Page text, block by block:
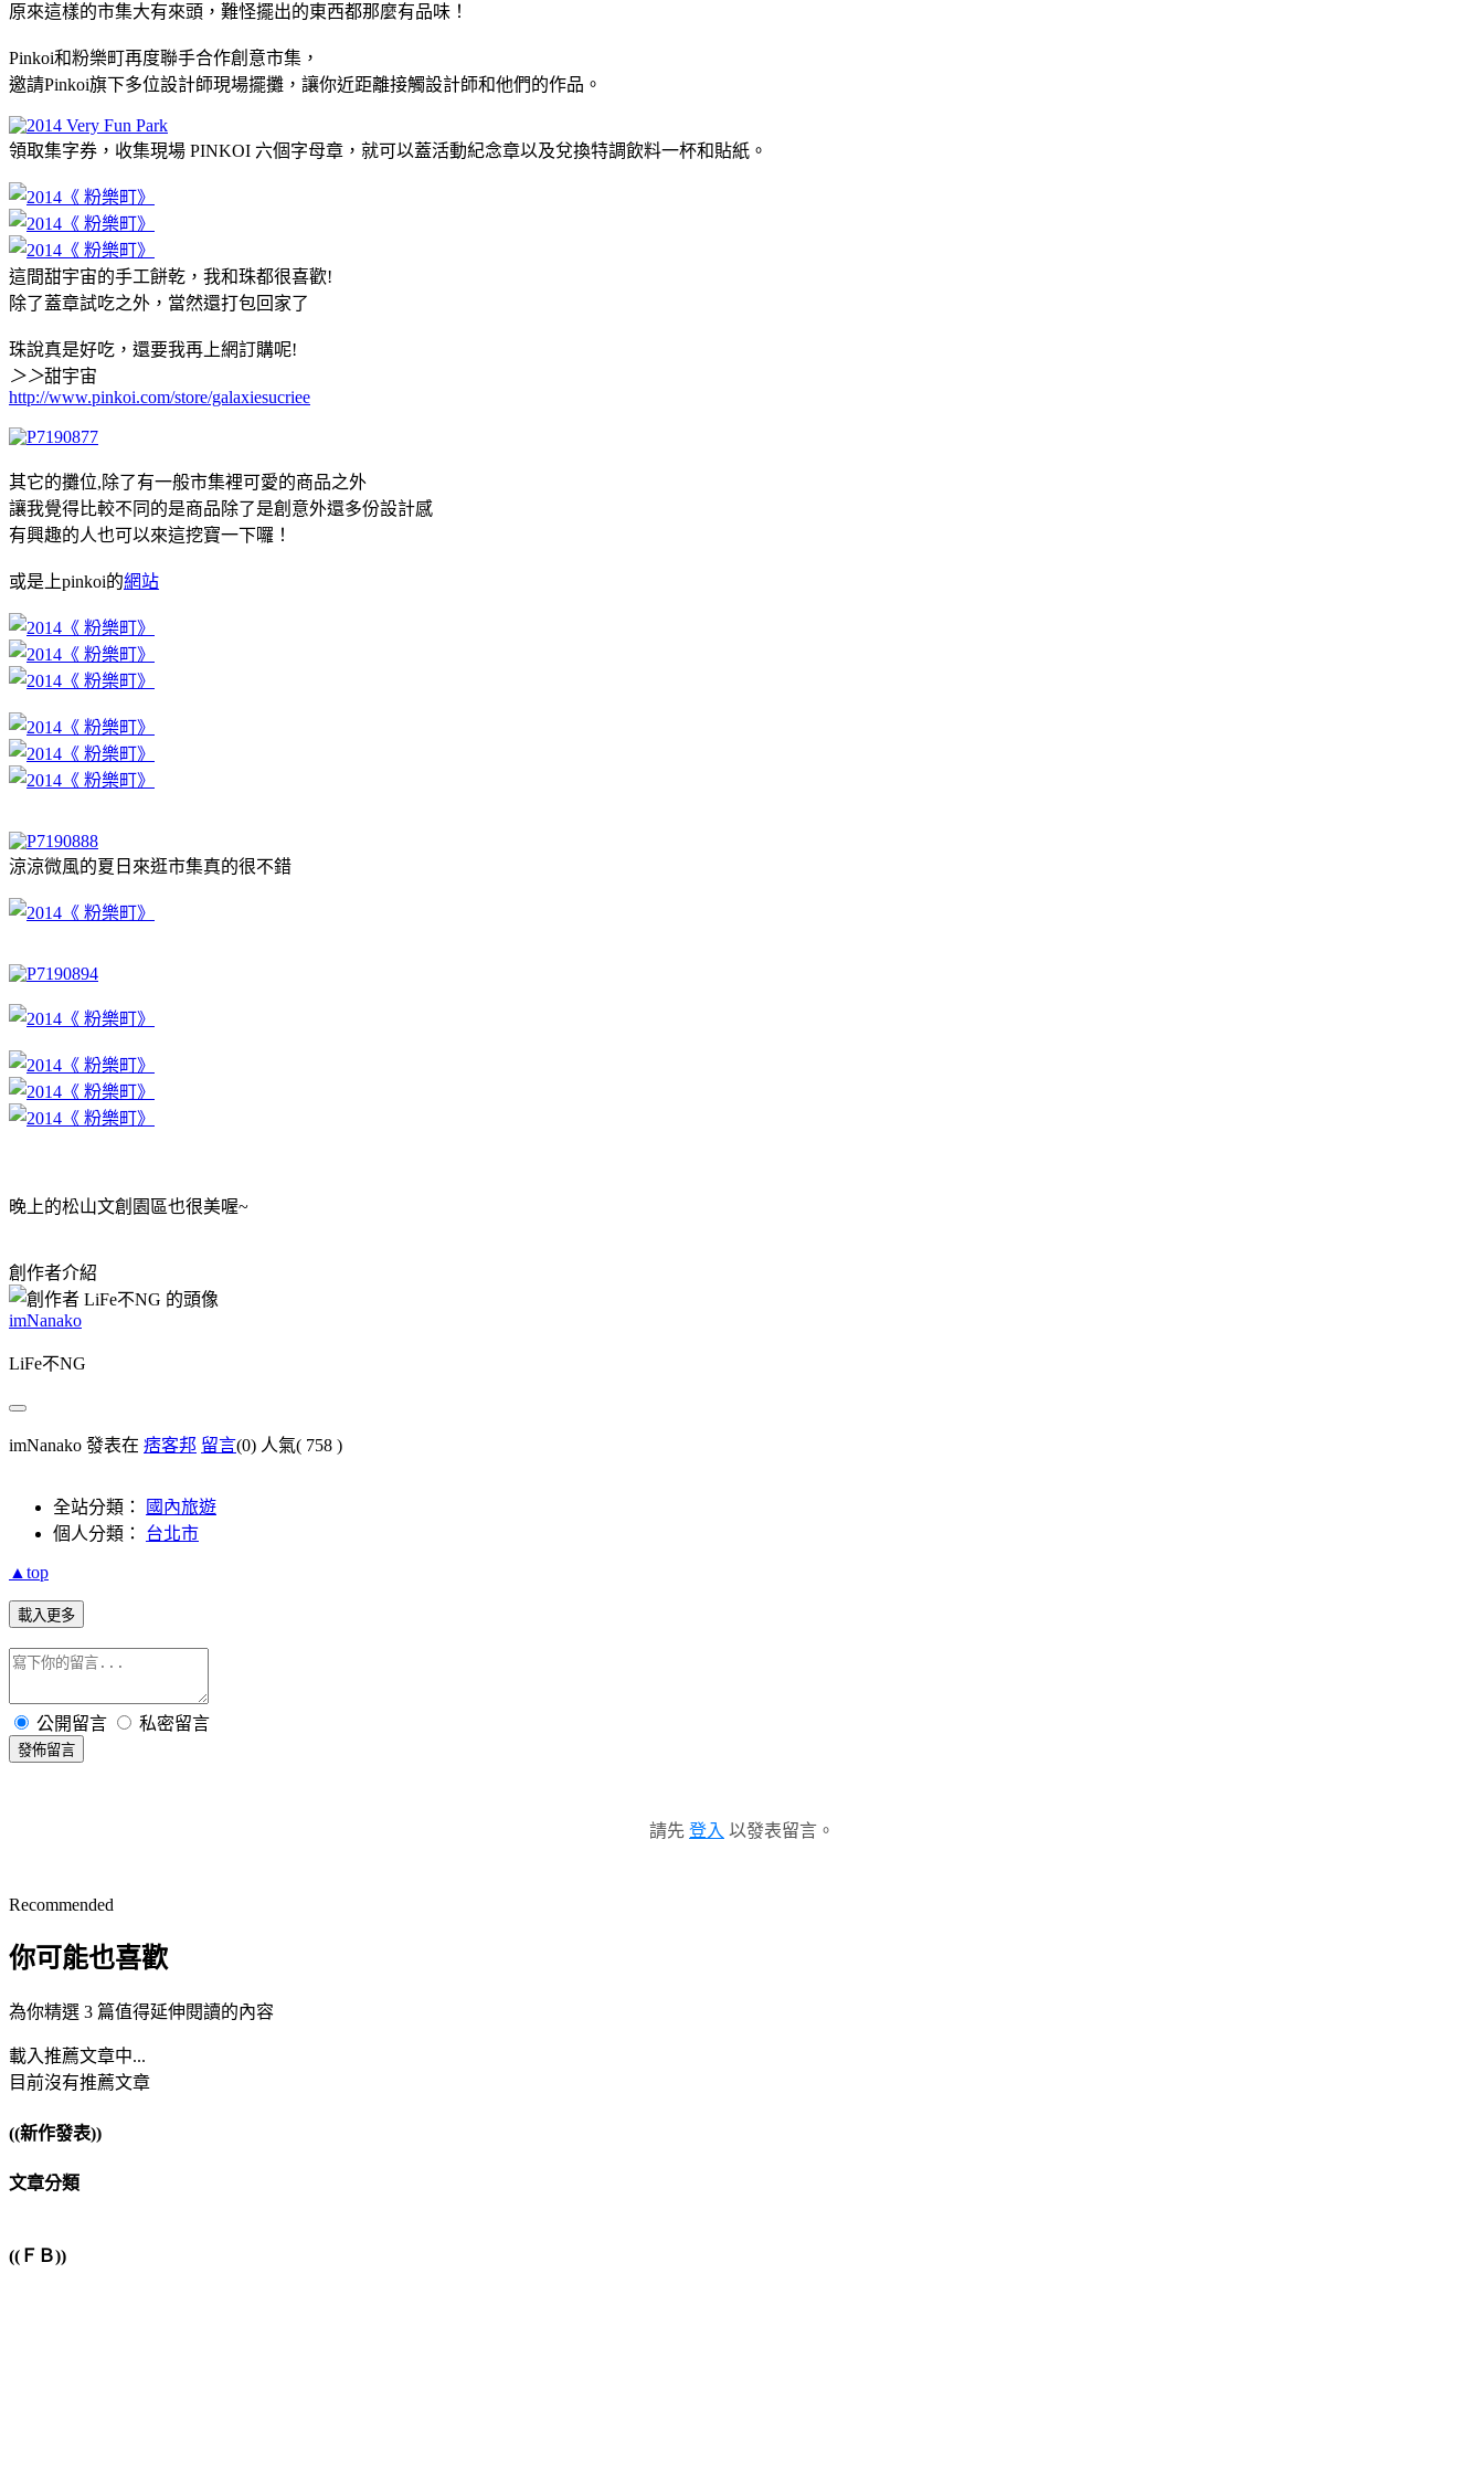
原來這樣的市集大有來頭，難怪擺出的東西都那麼有品味！
Pinkoi和粉樂町再度聯手合作創意市集，
邀請Pinkoi旗下多位設計師現場擺攤，讓你近距離接觸設計師和他們的作品。
領取集字券，收集現場 PINKOI 六個字母章，就可以蓋活動紀念章以及兌換特調飲料一杯和貼紙。
這間甜宇宙的手工餅乾，我和珠都很喜歡!
除了蓋章試吃之外，當然還打包回家了
珠說真是好吃，還要我再上網訂購呢!
＞＞甜宇宙
http://www.pinkoi.com/store/galaxiesucriee
其它的攤位,除了有一般市集裡可愛的商品之外
讓我覺得比較不同的是商品除了是創意外還多份設計感
有興趣的人也可以來這挖寶一下囉！
或是上pinkoi的網站
涼涼微風的夏日來逛市集真的很不錯
晚上的松山文創園區也很美喔~
創作者介紹
imNanako
LiFe不NG
imNanako 發表在 痞客邦 留言(0) 人氣( 758 )
全站分類：
國內旅遊
個人分類： 台北市
▲top
載入更多
公開留言 私密留言
發佈留言
請先 登入 以發表留言。
Recommended
你可能也喜歡
為你精選 3 篇值得延伸閱讀的內容
載入推薦文章中...
目前沒有推薦文章
((新作發表))
文章分類
((ＦＢ))